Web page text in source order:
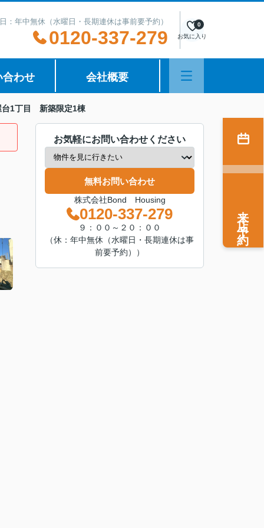
年中無休（水曜日・長期連休は事前要予約）
0120-337-279 お気に入り
0
合わせ 会社概要
1丁目 新築限定1棟
お気軽にお問い合わせください
無料お問い合わせ
株式会社Bond Housing
0120-337-279
９：００～２０：００
（休：年中無休（水曜日・長期連休は事
前要予約））
来店予約